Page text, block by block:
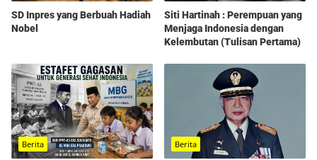
SD Inpres yang Berbuah Hadiah
Nobel
Siti Hartinah : Perempuan yang
Menjaga Indonesia dengan
Kelembutan (Tulisan Pertama)
Berita Berita